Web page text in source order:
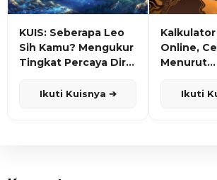
KUIS: Seberapa Leo
Sih Kamu? Mengukur
Tingkat Percaya Diri
Ikuti Kuisnya ➔
Online,
Menurut
Ikuti